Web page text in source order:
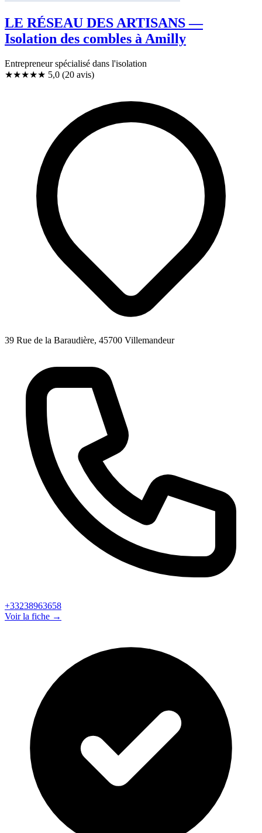
LE RÉSEAU DES ARTISANS —
Isolation des combles à Amilly
Entrepreneur spécialisé dans l'isolation
★★★★★ 5,0 (20 avis)
39 Rue de la Baraudière, 45700 Villemandeur
+33238963658
Voir la fiche →